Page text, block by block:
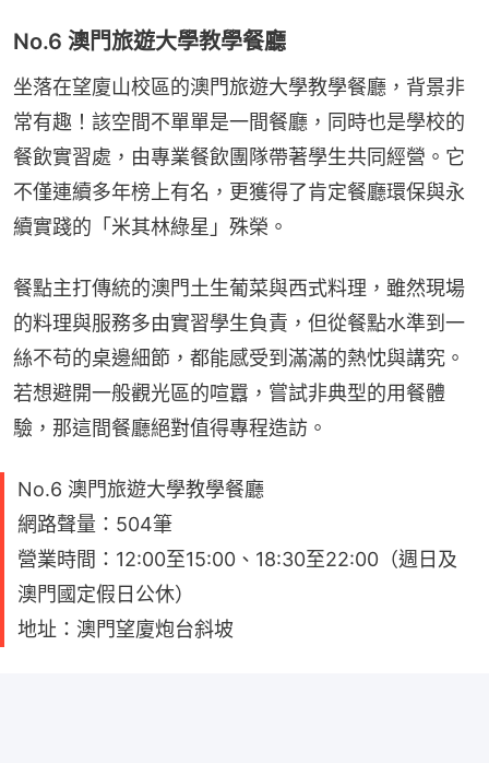
No.6 澳門旅遊大學教學餐廳
坐落在望廈山校區的澳門旅遊大學教學餐廳，背景非
常有趣！該空間不單單是一間餐廳，同時也是學校的
餐飲實習處，由專業餐飲團隊帶著學生共同經營。它
不僅連續多年榜上有名，更獲得了肯定餐廳環保與永
續實踐的「米其林綠星」殊榮。
餐點主打傳統的澳門土生葡菜與西式料理，雖然現場
的料理與服務多由實習學生負責，但從餐點水準到一
絲不苟的桌邊細節，都能感受到滿滿的熱忱與講究。
若想避開一般觀光區的喧囂，嘗試非典型的用餐體
驗，那這間餐廳絕對值得專程造訪。
No.6 澳門旅遊大學教學餐廳
網路聲量：504筆
營業時間：12:00至15:00、18:30至22:00（週日及
澳門國定假日公休）
地址：澳門望廈炮台斜坡